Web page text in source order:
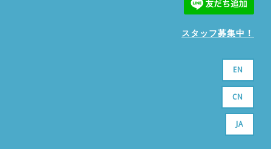
スタッフ募集中！
EN
CN
JA